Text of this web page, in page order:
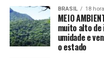
BRASIL 18
MEIO
muito alto
umidade e
o estado